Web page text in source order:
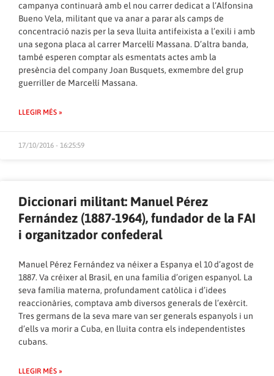
campanya continuarà amb el nou carrer dedicat a l’Alfonsina
Bueno Vela, militant que va anar a parar als camps de
concentració nazis per la seva lluita antifeixista a l’exili i amb
una segona placa al carrer Marcel·lí Massana. D’altra banda,
també esperen comptar als esmentats actes amb la
presència del company Joan Busquets, exmembre del grup
guerriller de Marcel·lí Massana.
LLEGIR MÉS »
17/10/2016 - 16:25:59
Diccionari militant: Manuel Pérez
Fernández (1887-1964), fundador de la FAI
i organitzador confederal
Manuel Pérez Fernández va néixer a Espanya el 10 d’agost de
1887. Va créixer al Brasil, en una família d’origen espanyol. La
seva família materna, profundament catòlica i d’idees
reaccionàries, comptava amb diversos generals de l’exèrcit.
Tres germans de la seva mare van ser generals espanyols i un
d’ells va morir a Cuba, en lluita contra els independentistes
cubans.
LLEGIR MÉS »